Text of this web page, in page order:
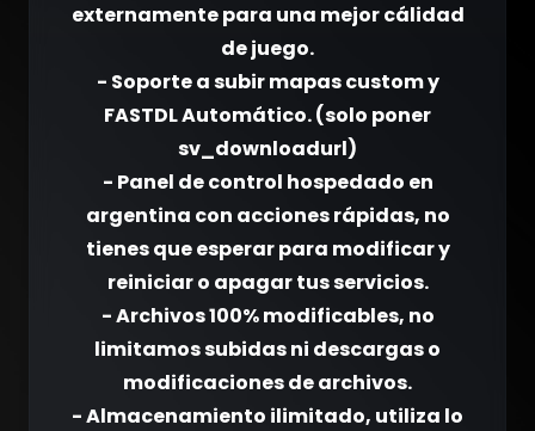
externamente para una mejor cálidad
de juego.
- Soporte a subir mapas custom y
FASTDL Automático. (solo poner
sv_downloadurl)
- Panel de control hospedado en
argentina con acciones rápidas, no
tienes que esperar para modificar y
reiniciar o apagar tus servicios.
- Archivos 100% modificables, no
limitamos subidas ni descargas o
modificaciones de archivos.
- Almacenamiento ilimitado, utiliza lo